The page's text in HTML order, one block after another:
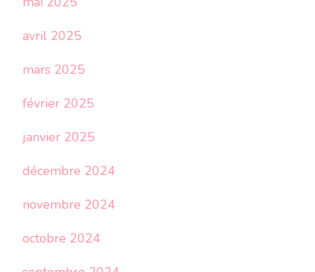
avril 2025
mars 2025
février 2025
janvier 2025
décembre 2024
novembre 2024
octobre 2024